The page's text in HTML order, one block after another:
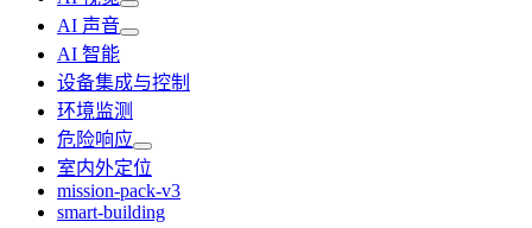
AI 声音
AI 智能
设备集成与控制
环境监测
危险响应
室内外定位
mission-pack-v3
smart-building